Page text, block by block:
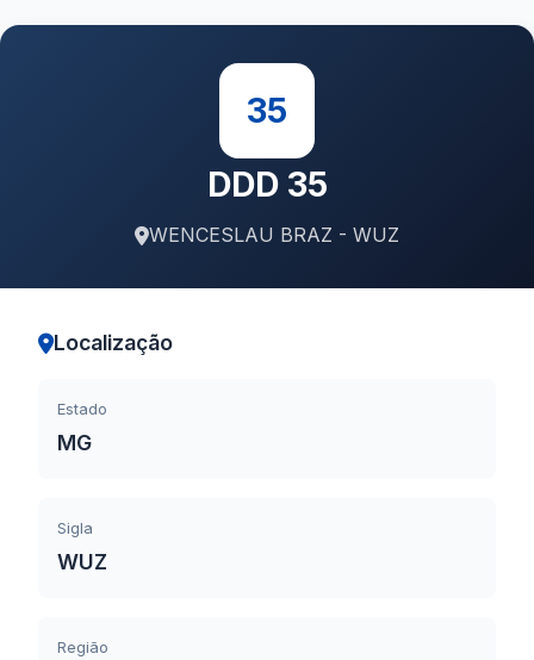
35
DDD 35
WENCESLAU BRAZ - WUZ
Localização
Estado
MG
Sigla
WUZ
Região